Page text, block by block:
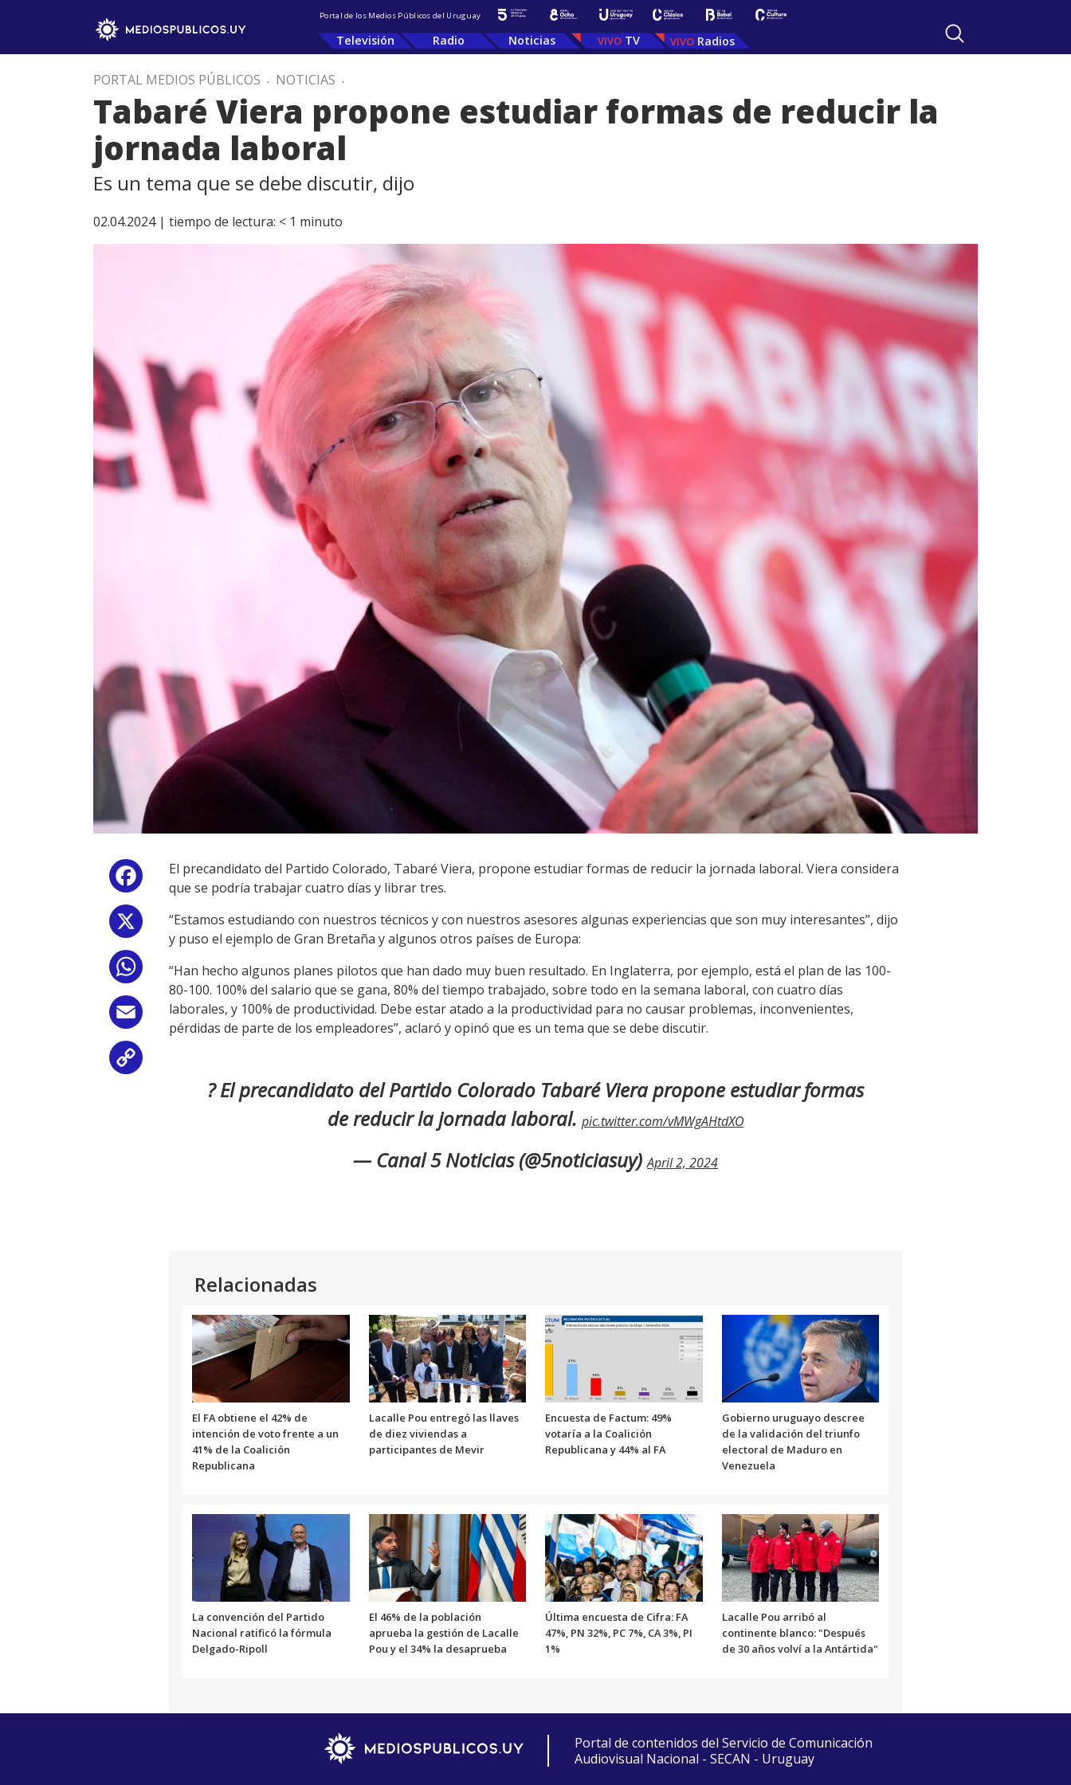
Portal de los Medios Públicos del Uruguay
Televisión Radio Noticias TV Radios
PORTAL MEDIOS PÚBLICOS . NOTICIAS .
Tabaré Viera propone estudiar formas de reducir la
jornada laboral
Es un tema que se debe discutir, dijo
02.04.2024 | tiempo de lectura: < 1 minuto
Facebook
WhatsApp
Email
El precandidato del Partido Colorado, Tabaré Viera, propone estudiar formas de reducir la jornada laboral. Viera considera
que se podría trabajar cuatro días y librar tres.
“Estamos estudiando con nuestros técnicos y con nuestros asesores algunas experiencias que son muy interesantes”, dijo
y puso el ejemplo de Gran Bretaña y algunos otros países de Europa:
“Han hecho algunos planes pilotos que han dado muy buen resultado. En Inglaterra, por ejemplo, está el plan de las 100-
80-100. 100% del salario que se gana, 80% del tiempo trabajado, sobre todo en la semana laboral, con cuatro días
laborales, y 100% de productividad. Debe estar atado a la productividad para no causar problemas, inconvenientes,
pérdidas de parte de los empleadores”, aclaró y opinó que es un tema que se debe discutir.
? El precandidato del Partido Colorado Tabaré Viera propone estudiar formas
de reducir la jornada laboral. pic.twitter.com/vMWgAHtdXO
— Canal 5 Noticias (@5noticiasuy)April 2, 2024
Relacionadas
El FA obtiene el 42% de
intención de voto frente a un
41% de la Coalición
Republicana
Lacalle Pou entregó las llaves
de diez viviendas a
participantes de Mevir
Encuesta de Factum: 49%
votaría a la Coalición
Republicana y 44% al FA
Gobierno uruguayo descree
de la validación del triunfo
electoral de Maduro en
Venezuela
La convención del Partido
Nacional ratificó la fórmula
Delgado-Ripoll
El 46% de la población
aprueba la gestión de Lacalle
Pou y el 34% la desaprueba
Última encuesta de Cifra: FA
47%, PN 32%, PC 7%, CA 3%, PI
1%
Lacalle Pou arribó al
continente blanco: "Después
de 30 años volví a la Antártida"
Portal de contenidos del Servicio de Comunicación
Audiovisual Nacional - SECAN - Uruguay